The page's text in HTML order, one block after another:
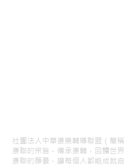
社團法人中華康樂輔導聯盟（簡
康聯的宗旨－傳承康輔，回饋世界
康聯的願景－讓每個人都能成就